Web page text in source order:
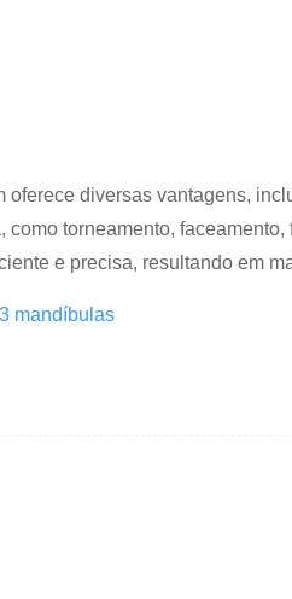
oferece diversas vantagens,
torneamento,
e precisa, resultando em
mandíbulas